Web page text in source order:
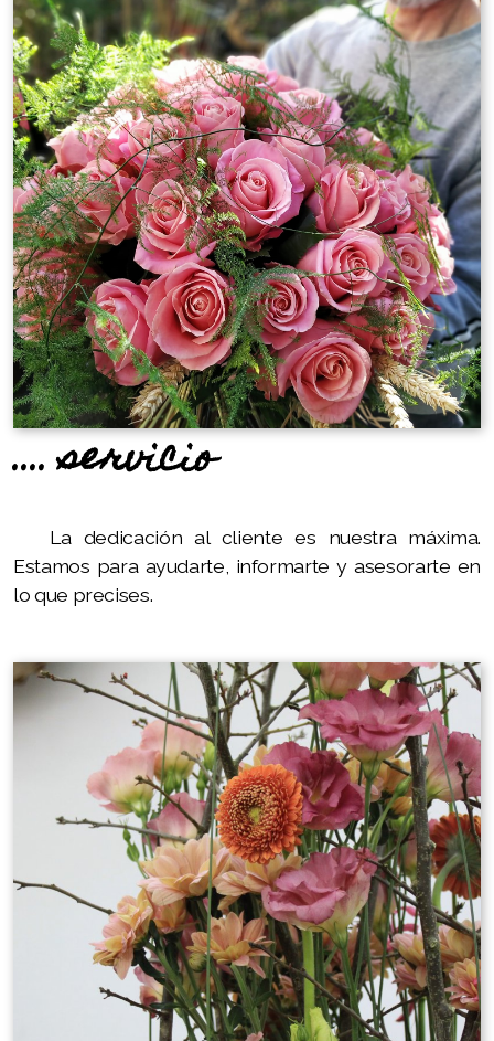
.... servicio
La dedicación al cliente es nuestra máxima.
Estamos para ayudarte, informarte y asesorarte en
lo que precises.